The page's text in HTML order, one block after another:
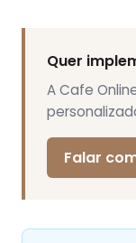
Quer
A Cafe
Falar